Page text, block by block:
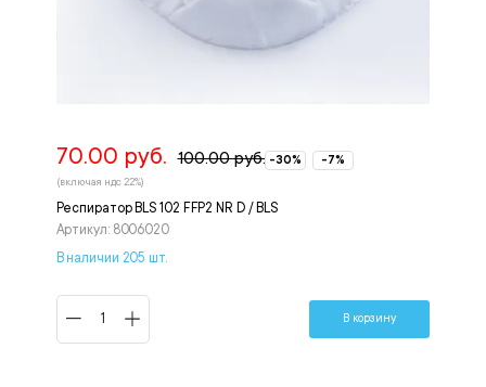
Респиратор BLS 102 FFP2 NR D / BLS
Артикул: 8006020
70.00 руб. 100.00 руб. -30% -7%
(включая ндс 22%)
В наличии 205 шт.
В корзину